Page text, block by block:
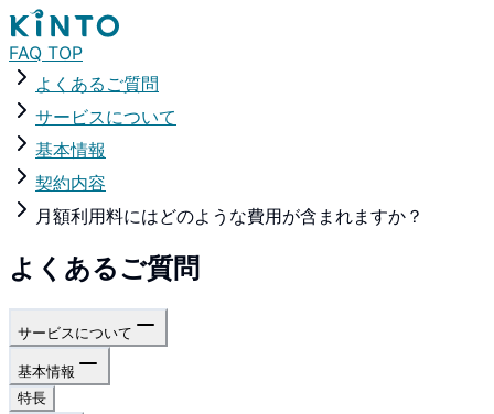
FAQ TOP
よくあるご質問
サービスについて
基本情報
契約内容
月額利用料にはどのような費用が含まれますか？
よくあるご質問
サービスについて
基本情報
特長